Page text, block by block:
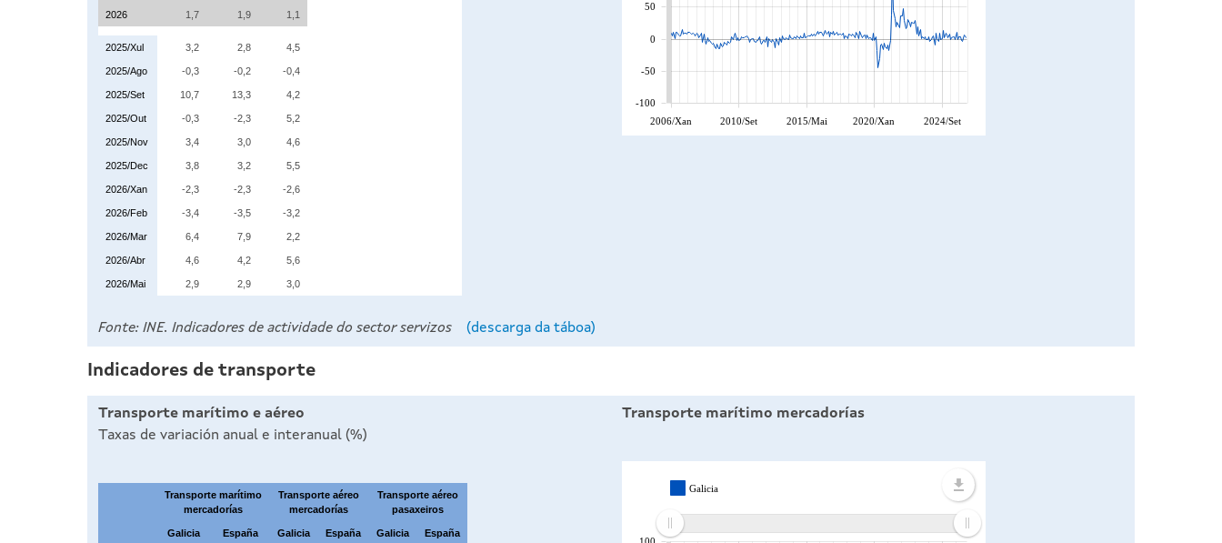
2026 1,7 1,9 1,1
2025/Xul 3,2 2,8 4,5
2025/Ago -0,3 -0,2 -0,4
2025/Set 10,7 13,3 4,2
2025/Out -0,3 -2,3 5,2
2025/Nov 3,4 3,0 4,6
2025/Dec 3,8 3,2 5,5
2026/Xan -2,3 -2,3 -2,6
2026/Feb -3,4 -3,5 -3,2
2026/Mar 6,4 7,9 2,2
2026/Abr 4,6 4,2 5,6
2026/Mai 2,9 2,9 3,0
Fonte: INE. Indicadores de actividade do sector servizos (descarga da táboa)
2006/Xan 2010/Set 2015/Mai 2020/Xan 2024/Set
-100
-50
0
50
Indicadores de transporte
Transporte marítimo e aéreo
Taxas de variación anual e interanual (%)
Transporte marítimo
mercadorías
Transporte aéreo
mercadorías
Transporte aéreo
pasaxeiros
Galicia España Galicia España Galicia España
Transporte marítimo mercadorías
Galicia